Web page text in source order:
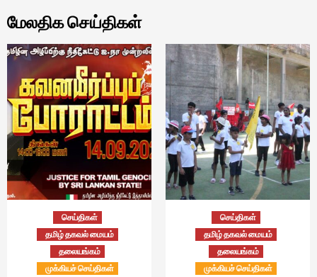
மேலதிக செய்திகள்
செய்திகள்
தமிழ் தகவல் மையம்
தலையங்கம்
முக்கியச் செய்திகள்
செய்திகள்
தமிழ் தகவல் மையம்
தலையங்கம்
முக்கியச் செய்திகள்